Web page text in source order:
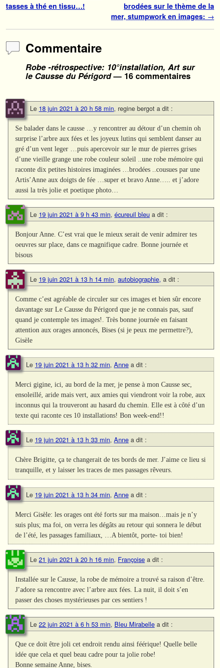
tasses à thé en tissu…!
brodées sur le thème de la
mer, stumpwork en images: →
Commentaire
Robe -rétrospective: 10°installation, Art sur
le Causse du Périgord— 16 commentaires
Le 18 juin 2021 à 20 h 58 min, regine bergot a dit :
Se balader dans le causse …y rencontrer au détour d’un chemin oh
surprise l’arbre aux fées et les joyeux lutins qui semblent danser au
gré d’un vent leger …puis apercevoir sur le mur de pierres grises
d’une vieille grange une robe couleur soleil ..une robe mémoire qui
raconte dix petites histoires imaginées …brodées ..cousues par une
Artis’Anne aux doigts de fée …super et bravo Anne….. et j’adore
aussi la très jolie et poetique photo…
Le 19 juin 2021 à 9 h 43 min, écureuil bleu a dit :
Bonjour Anne. C’est vrai que le mieux serait de venir admirer tes
oeuvres sur place, dans ce magnifique cadre. Bonne journée et
bisous
Le 19 juin 2021 à 13 h 14 min, autobiographie, a dit :
Comme c’est agréable de circuler sur ces images et bien sûr encore
davantage sur Le Causse du Périgord que je ne connais pas, sauf
quand je contemple tes images!. Très bonne journée en faisant
attention aux orages annoncés, Bises (si je peux me permettre?),
Gisèle
Le 19 juin 2021 à 13 h 32 min, Anne a dit :
Merci gigine, ici, au bord de la mer, je pense à mon Causse sec,
ensoleillé, aride mais vert, aux amies qui viendront voir la robe, aux
inconnus qui la trouveront au hasard du chemin. Elle est à côté d’un
texte qui raconte ces 10 installations! Bon week-end!!
Le 19 juin 2021 à 13 h 33 min, Anne a dit :
Chère Brigitte, ça te changerait de tes bords de mer. J’aime ce lieu si
tranquille, et y laisser les traces de mes passages rêveurs.
Le 19 juin 2021 à 13 h 34 min, Anne a dit :
Merci Gisèle: les orages ont été forts sur ma maison…mais je n’y
suis plus; ma foi, on verra les dégâts au retour qui sonnera le début
de l’été, les passages familiaux, …A bientôt, porte- toi bien!
Le 21 juin 2021 à 20 h 16 min, Françoise a dit :
Installée sur le Causse, la robe de mémoire a trouvé sa raison d’être.
J’adore sa rencontre avec l’arbre aux fées. La nuit, il doit s’en
passer des choses mystérieuses par ces sentiers !
Le 22 juin 2021 à 6 h 53 min, Bleu Mirabelle a dit :
Que ce doit être joli cet endroit rendu ainsi féérique! Quelle belle
idée que cela et quel beau cadre pour ta jolie robe!
Bonne semaine Anne, bises.